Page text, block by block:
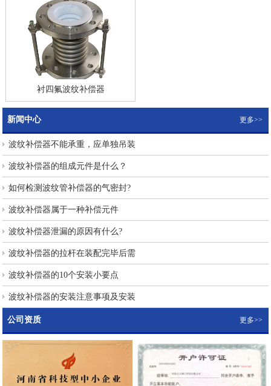
衬四氟波纹补偿器
新闻中心 更多>>
波纹补偿器不能承重，应单独吊装
波纹补偿器的组成元件是什么？
如何检测波纹管补偿器的气密封?
波纹补偿器属于一种补偿元件
波纹补偿器泄漏的原因有什么?
波纹补偿器的拉杆在装配完毕后需
波纹补偿器的10个安装小要点
波纹补偿器的安装注意事项及安装
公司资质 更多>>